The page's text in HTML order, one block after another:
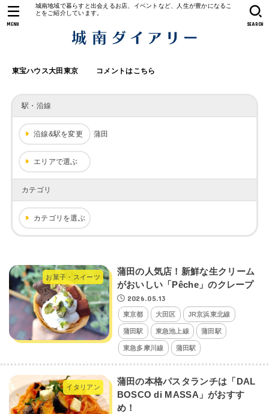
城南地域で暮らすと出会えるお店、イベントなど、人生が豊かになるこ
とをご紹介しています。
東宝ハウス大田東京 コメントはこちら
SEARCH
MENU
駅・沿線
沿線&駅を変更 蒲田
エリアで選ぶ
カテゴリ
カテゴリを選ぶ
お菓子・スイーツ
蒲田の人気店！新鮮な生クリーム
がおいしい「Pêche」のクレープ
2026.05.13
東京都 大田区 JR京浜東北線
蒲田駅 東急池上線 蒲田駅
東急多摩川線 蒲田駅
イタリアン
蒲田の本格パスタランチは「DAL
BOSCO di MASSA」がおすす
め！